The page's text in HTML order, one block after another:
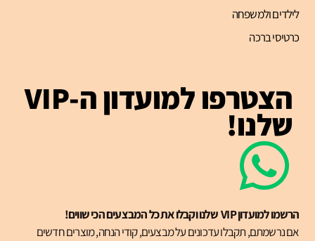
לילדים ולמשפחה
כרטיסי ברכה
הצטרפו למועדון ה-VIP
שלנו!
הרשמו למועדון VIP שלנו וקבלו את כל המבצעים הכי שווים!
אם נרשמתם, תקבלו עדכונים על מבצעים, קודי הנחה, מוצרים חדשים